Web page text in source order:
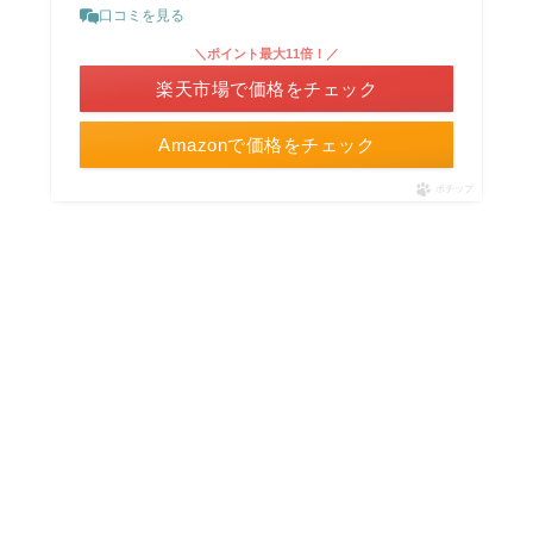
口コミを見る
Amazonで価格をチェック
＼ポイント最大11倍！／
楽天市場で価格をチェック
ポチップ